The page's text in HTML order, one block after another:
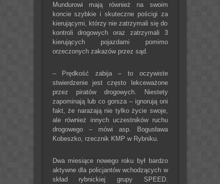
Mundurowi mają również na swoim
koncie szybkie i skuteczne pościgi za
kierującymi, którzy nie zatrzymali się do
kontroli drogowych oraz zatrzymali 3
kierujących pojazdami pomimo
orzeczonych zakazów przez sąd.
– Prędkość zabija – to oczywiste
stwierdzenie jest często lekceważone
przez piratów drogowych. Niestety
zapominają lub co gorsza – ignorują oni
fakt, że narażają nie tylko życie swoje,
ale również innych uczestników ruchu
drogowego – mówi asp. Bogusława
Kobeszko, rzecznik KMP w Rybniku.
Dwa miesiące nowego roku był bardzo
aktywne dla policjantów wchodzących w
skład rybnickiej grupy SPEED.